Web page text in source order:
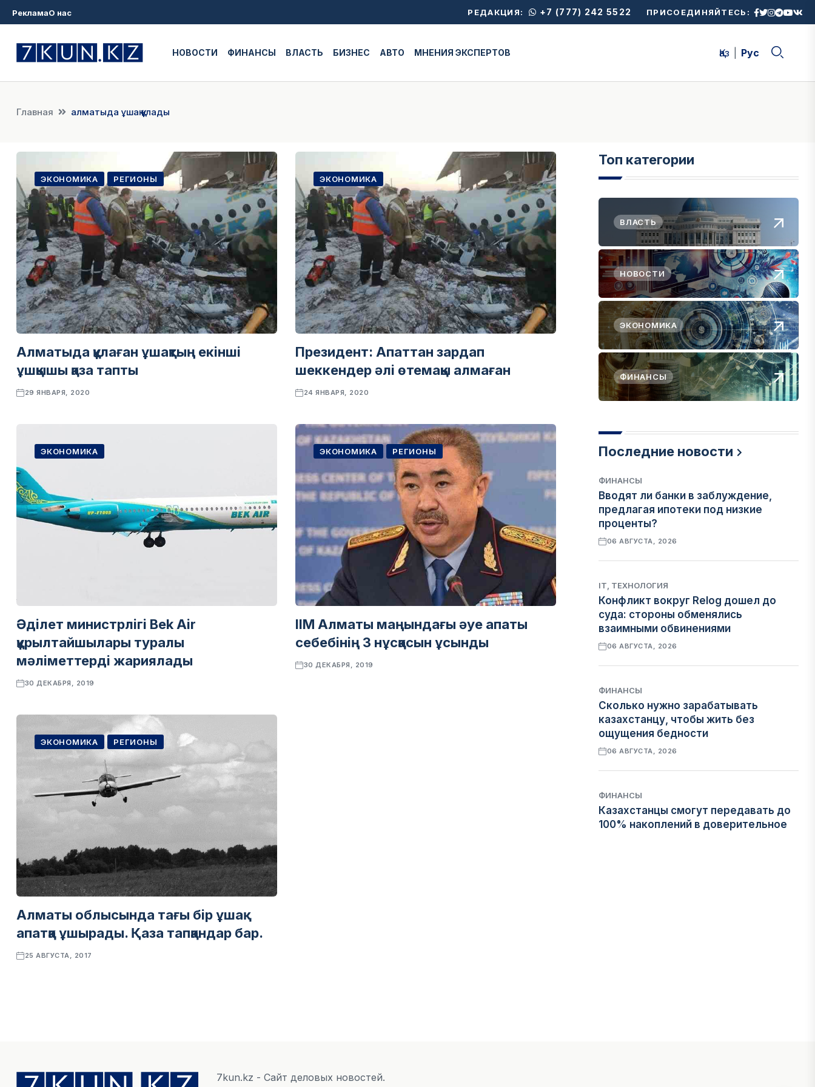
РекламаО нас РЕДАКЦИЯ: +7 (777) 242 5522 ПРИСОЕДИНЯЙТЕСЬ:
НОВОСТИ ФИНАНСЫ ВЛАСТЬ БИЗНЕС АВТО МНЕНИЯ ЭКСПЕРТОВ Қаз Рус
Главная алматыда ұшақ құлады
ЭКОНОМИКА РЕГИОНЫ
Алматыда құлаған ұшақтың екінші
ұшқышы қаза тапты
29 ЯНВАРЯ, 2020
ЭКОНОМИКА
Президент: Апаттан зардап
шеккендер әлі өтемақы алмаған
24 ЯНВАРЯ, 2020
ЭКОНОМИКА
Әділет министрлігі Bek Air
құрылтайшылары туралы
мәліметтерді жариялады
30 ДЕКАБРЯ, 2019
ЭКОНОМИКА РЕГИОНЫ
ІІМ Алматы маңындағы әуе апаты
себебінің 3 нұсқасын ұсынды
30 ДЕКАБРЯ, 2019
ЭКОНОМИКА РЕГИОНЫ
Алматы облысында тағы бір ұшақ
апатқа ұшырады. Қаза тапқандар бар.
25 АВГУСТА, 2017
Топ категории
ВЛАСТЬ
НОВОСТИ
ЭКОНОМИКА
ФИНАНСЫ
Последние новости
ФИНАНСЫ
Вводят ли банки в заблуждение,
предлагая ипотеки под низкие
проценты?
06 АВГУСТА, 2026
IT, ТЕХНОЛОГИЯ
Конфликт вокруг Relog дошел до
суда: стороны обменялись
взаимными обвинениями
06 АВГУСТА, 2026
ФИНАНСЫ
Сколько нужно зарабатывать
казахстанцу, чтобы жить без
ощущения бедности
06 АВГУСТА, 2026
ФИНАНСЫ
Казахстанцы смогут передавать до
100% накоплений в доверительное
7kun.kz - Сайт деловых новостей.